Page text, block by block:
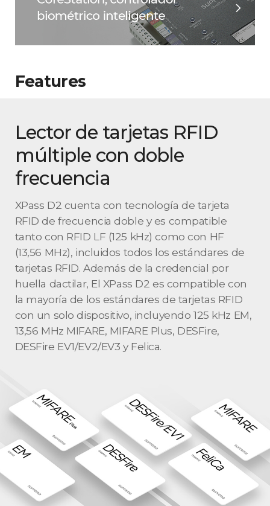
Features
Lector de tarjetas RFID
múltiple con doble
frecuencia
XPass D2 cuenta con tecnología de tarjeta
RFID de frecuencia doble y es compatible
tanto con RFID LF (125 kHz) como con HF
(13,56 MHz), incluidos todos los estándares de
tarjetas RFID. Además de la credencial por
huella dactilar, El XPass D2 es compatible con
la mayoría de los estándares de tarjetas RFID
con un solo dispositivo, incluyendo 125 kHz EM,
13,56 MHz MIFARE, MIFARE Plus, DESFire,
DESFire EV1/EV2/EV3 y Felica.